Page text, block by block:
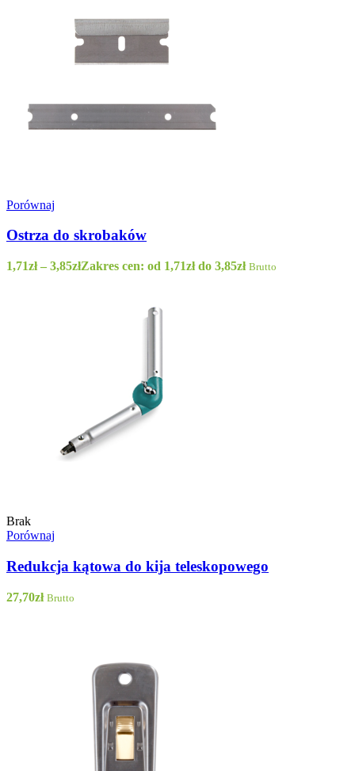
Porównaj
Ostrza do skrobaków
1,71zł – 3,85złZakres cen: od 1,71zł do 3,85zł Brutto
Brak
Porównaj
Redukcja kątowa do kija teleskopowego
27,70zł Brutto